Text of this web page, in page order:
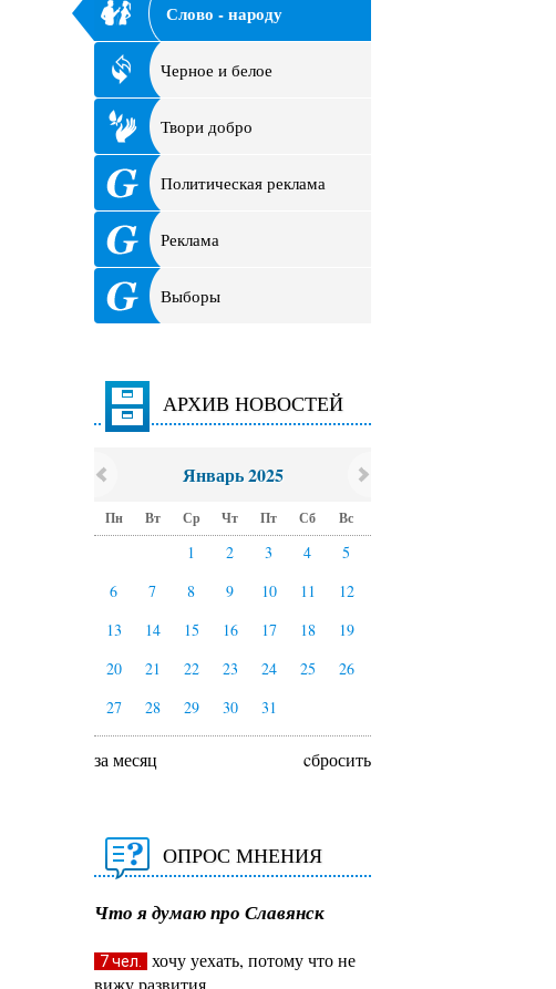
Слово - народу
Черное и белое
Твори добро
Политическая реклама
Реклама
Выборы
АРХИВ НОВОСТЕЙ
Январь 2025
Пн Вт Ср Чт Пт Сб Вс
1 2 3 4
5
6
7 8 9 10 11
12
13
14 15 16 17 18
19
20
21 22 23 24 25
26
27
28 29 30 31
за месяц cбросить
ОПРОС МНЕНИЯ
Что я думаю про Славянск
7 чел.
хочу уехать, потому что не
вижу развития